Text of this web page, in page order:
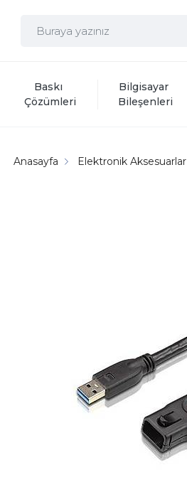
Baskı
Çözümleri
Bilgisayar
Bileşenleri
Anasayfa Elektronik Aksesuarlar